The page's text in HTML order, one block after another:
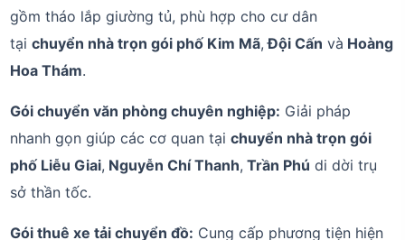
gồm tháo lắp giường tủ, phù hợp cho cư dân
tạichuyển nhà trọn gói phố Kim Mã, Đội Cấn và Hoàng
Hoa Thám.
Gói chuyển văn phòng chuyên nghiệp: Giải pháp
nhanh gọn giúp các cơ quan tạichuyển nhà trọn gói
phố Liễu Giai, Nguyễn Chí Thanh, Trần Phú di dời trụ
sở thần tốc.
Gói thuê xe tải chuyển đồ: Cung cấp phương tiện hiện